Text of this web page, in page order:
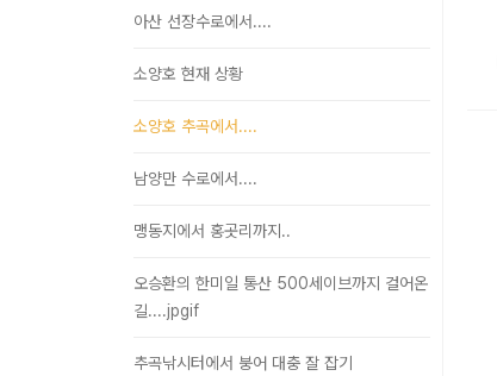
아산 선장수로에서....
소양호 현재 상황
소양호 추곡에서....
남양만 수로에서....
맹동지에서 홍곳리까지..
오승환의 한미일 통산 500세이브까지 걸어온
길....jpgif
추곡낚시터에서 붕어 대충 잘 잡기